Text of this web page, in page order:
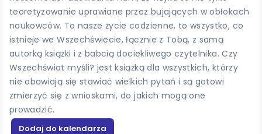
teoretyzowanie uprawiane przez bujających w obłokach
naukowców. To nasze życie codzienne, to wszystko, co
istnieje we Wszechświecie, łącznie z Tobą, z samą
autorką książki i z babcią dociekliwego czytelnika. Czy
Wszechświat myśli? jest książką dla wszystkich, którzy
nie obawiają się stawiać wielkich pytań i są gotowi
zmierzyć się z wnioskami, do jakich mogą one
prowadzić.